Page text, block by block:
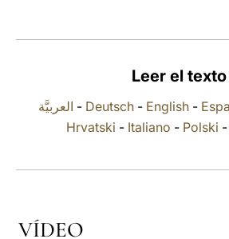
Leer el texto
العربيَّة - Deutsch- English-
Hrvatski - Italiano - Polski -
VÍDEO